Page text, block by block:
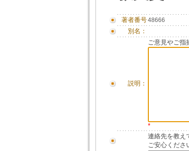
著者番号48666
別名：
説明：
ご意見やご指
*
連絡先を教え
ご安心くださ